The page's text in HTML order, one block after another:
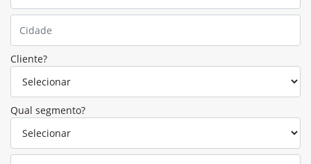
Cliente?
Qual segmento?